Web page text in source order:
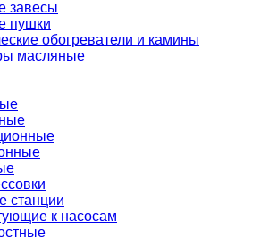
завесы
пушки
обогреватели и камины
масляные
станции
к насосам